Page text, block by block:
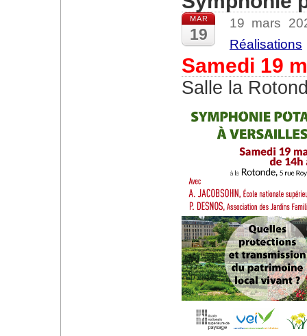
MAR
19
19 mars
Réalisations
Samedi 19
Salle la